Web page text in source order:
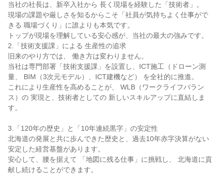
当社の社長は、新卒入社から 長く現場を経験した「技術者」。
現場の課題や厳しさを知るからこそ「社員が気持ちよく仕事がで
きる 職場づくり」に誰よりも本気です。
トップが現場を理解している安心感が、当社の最大の強みです。
2.「技術支援課」による 生産性の追求
旧来のやり方では、 働き方は変わりません。
当社は専門部署「技術支援課」を設置し、ICT施工（ドローン測
量、 BIM（3次元モデル）、ICT建機など） を全社的に推進。
これにより生産性を高めることが、 WLB（ワークライフバラン
ス）の 実現と、技術者としての 新しいスキルアップに直結しま
す。
3.「120年の歴史」と「10年連続黒字」の安定性
北海道の発展と共に歩んできた歴史と、過去10年赤字決算がない
安定した経営基盤があります。
安心して、腰を据えて 「地図に残る仕事」に挑戦し、 北海道に貢
献し続けることができます。